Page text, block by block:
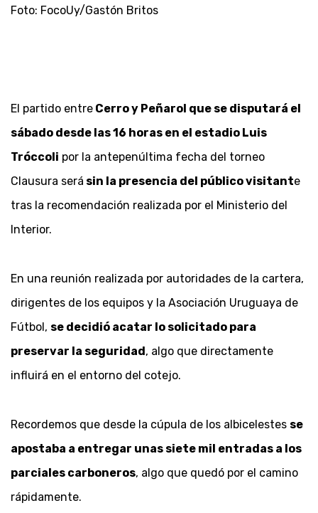
Foto: FocoUy/Gastón Britos
El partido entre Cerro y Peñarol que se disputará el
sábado desde las 16 horas en el estadio Luis
Tróccoli por la antepenúltima fecha del torneo
Clausura será sin la presencia del público visitante
tras la recomendación realizada por el Ministerio del
Interior.
En una reunión realizada por autoridades de la cartera,
dirigentes de los equipos y la Asociación Uruguaya de
Fútbol, se decidió acatar lo solicitado para
preservar la seguridad, algo que directamente
influirá en el entorno del cotejo.
Recordemos que desde la cúpula de los albicelestes se
apostaba a entregar unas siete mil entradas a los
parciales carboneros, algo que quedó por el camino
rápidamente.